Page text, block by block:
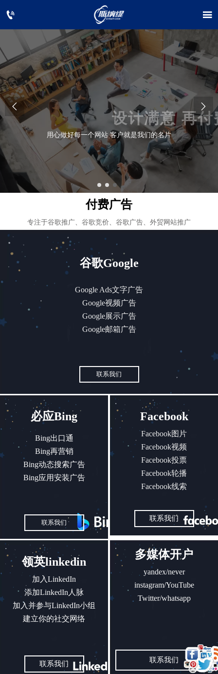
 
设计满意 再付费
用心做好每一个网站 客户就是我们的名片
 
付费广告
专注于谷歌推广、谷歌竞价、谷歌广告、外贸网站推广
谷歌Google
Google Ads文字广告
Google视频广告
Google展示广告
Google邮箱广告
联系我们
必应Bing
Bing出口通
Bing再营销
Bing动态搜索广告
Bing应用安装广告
联系我们
Facebook
Facebook图片
Facebook视频
Facebook投票
Facebook轮播
Facebook线索
联系我们
领英linkedin
加入LinkedIn
添加LinkedIn人脉
加入并参与LinkedIn小组
建立你的社交网络
联系我们
多媒体开户
yandex/never
instagram/YouTube
Twitter/whatsapp
联系我们